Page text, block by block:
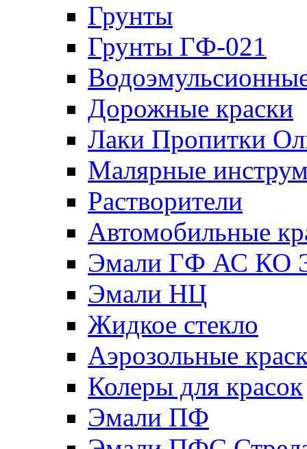
Грунты
Грунты ГФ-021
Дорожные краски
Лаки Пропитки
Малярные
Растворители
Автомобильные
Эмали ГФ АС КО
Эмали НЦ
Жидкое стекло
Аэрозольные
Колеры для красок
Эмали ПФ